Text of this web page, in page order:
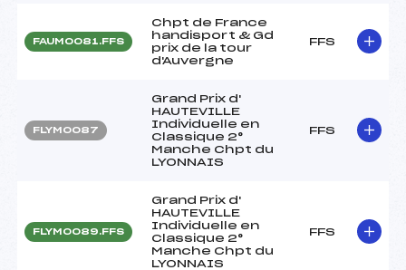
FAUM0081.FFS
Chpt de France
handisport & Gd
prix de la tour
d'Auvergne
FFS
FLYM0087
Grand Prix d'
HAUTEVILLE
Individuelle en
Classique 2°
Manche Chpt du
LYONNAIS
FFS
FLYM0089.FFS
Grand Prix d'
HAUTEVILLE
Individuelle en
Classique 2°
Manche Chpt du
LYONNAIS
FFS